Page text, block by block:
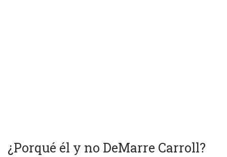
¿Porqué él y no DeMarre Carroll?